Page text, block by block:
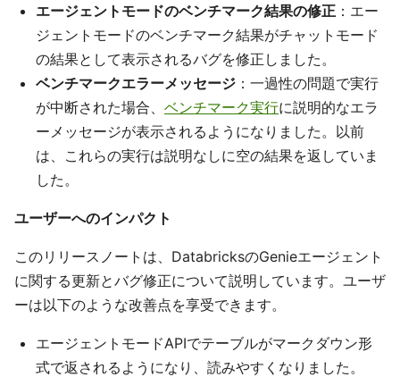
エージェントモードのベンチマーク結果の修正 ：エー
ジェントモードのベンチマーク結果がチャットモード
の結果として表示されるバグを修正しました。
ベンチマークエラーメッセージ ：一過性の問題で実行
が中断された場合、 ベンチマーク実行に説明的なエラ
ーメッセージが表示されるようになりました。以前
は、これらの実行は説明なしに空の結果を返していま
した。
ユーザーへのインパクト
このリリースノートは、DatabricksのGenieエージェント
に関する更新とバグ修正について説明しています。ユーザ
ーは以下のような改善点を享受できます。
エージェントモードAPIでテーブルがマークダウン形
式で返されるようになり、読みやすくなりました。